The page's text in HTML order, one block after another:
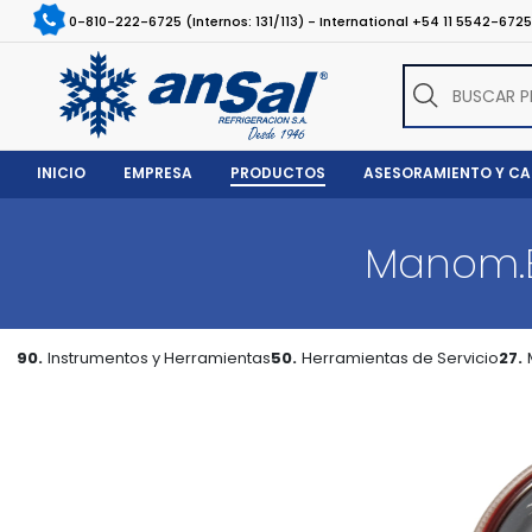
0-810-222-6725 (Internos: 131/113) - International +54 11 5542-6725
INICIO EMPRESA PRODUCTOS ASESORAMIENTO Y
90. Instrumentos y Herramientas50. Herramientas de Servicio27.